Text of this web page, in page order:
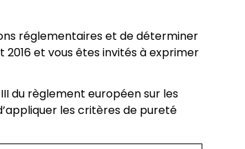
réglementaires et de déterminer
et vous êtes invités à exprimer
du règlement européen sur les
les critères de pureté